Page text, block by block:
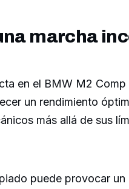
marcha
en el BMW M2 Comp
un rendimiento
más allá de sus
puede provocar un